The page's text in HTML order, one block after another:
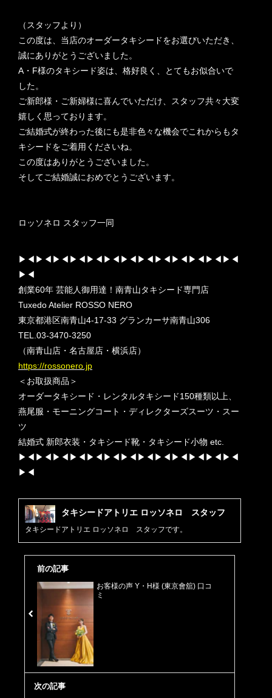
（スタッフより）
この度は、当店のオーダータキシードをお選びいただき、
誠にありがとうございました。
A・F様のタキシード姿は、格好良く、とてもお似合いで
した。
ご新郎様・ご新婦様に喜んでいただけ、スタッフ共々大変
嬉しく思っております。
ご結婚式が終わった後にも是非色々な機会でこれからもタ
キシードをご着用くださいね。
この度はありがとうございました。
そしてご結婚誠におめでとうございます。
ロッソネロ スタッフ一同
▶︎◀︎▶︎◀︎▶︎◀︎▶︎◀︎▶︎◀︎▶︎◀︎▶︎◀︎▶︎◀︎▶︎◀︎▶︎◀︎▶︎◀︎▶︎◀︎▶︎◀︎
▶︎◀︎
創業60年 芸能人御用達！南青山タキシード専門店
Tuxedo Atelier ROSSO NERO
東京都港区南青山4-17-33 グランカーサ南青山306
TEL.03-3470-3250
（南青山店・名古屋店・横浜店）
https://rossonero.jp
＜お取扱商品＞
オーダータキシード・レンタルタキシード150種類以上、
燕尾服・モーニングコート・ディレクターズスーツ・スー
ツ
結婚式 新郎衣装・タキシード靴・タキシード小物 etc.
▶︎◀︎▶︎◀︎▶︎◀︎▶︎◀︎▶︎◀︎▶︎◀︎▶︎◀︎▶︎◀︎▶︎◀︎▶︎◀︎▶︎◀︎▶︎◀︎▶︎◀︎
▶︎◀︎
タキシードアトリエ ロッソネロ スタッフ
タキシードアトリエ ロッソネロ スタッフです。
前の記事
お客様の声 Y・H様 (東京會舘) 口コ
ミ
次の記事